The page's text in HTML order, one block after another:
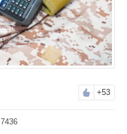
+53
7436